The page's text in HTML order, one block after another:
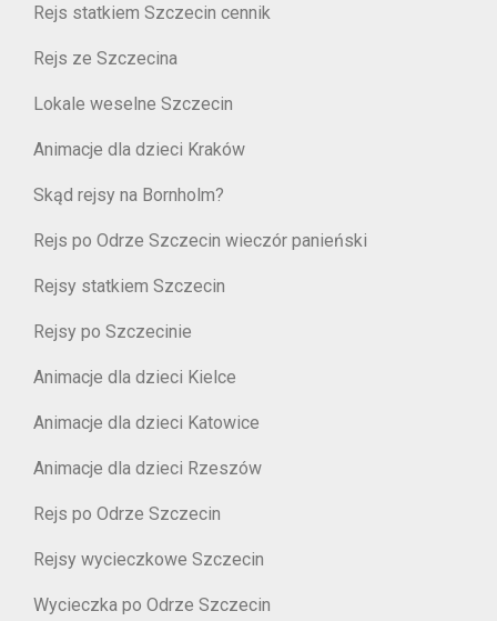
Rejs statkiem Szczecin cennik
Rejs ze Szczecina
Lokale weselne Szczecin
Animacje dla dzieci Kraków
Skąd rejsy na Bornholm?
Rejs po Odrze Szczecin wieczór panieński
Rejsy statkiem Szczecin
Rejsy po Szczecinie
Animacje dla dzieci Kielce
Animacje dla dzieci Katowice
Animacje dla dzieci Rzeszów
Rejs po Odrze Szczecin
Rejsy wycieczkowe Szczecin
Wycieczka po Odrze Szczecin